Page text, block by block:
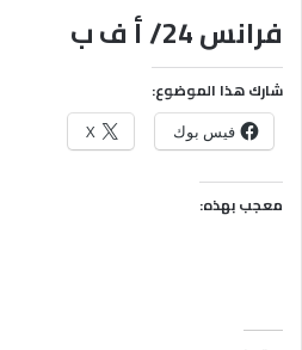
فرانس 24/ أ ف ب
شارك هذا الموضوع:
فيس بوك X
معجب بهذه: